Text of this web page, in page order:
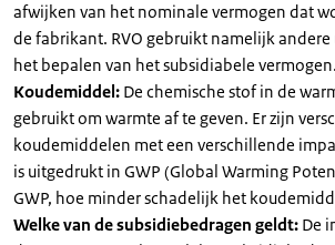
afwijken van het nominale vermogen dat
de fabrikant. RVO gebruikt namelijk
het bepalen van het subsidiabele vermogen.
Koudemiddel: De chemische stof in de
gebruikt om warmte af te geven. Er zijn
koudemiddelen met een verschillende
is uitgedrukt in GWP (Global Warming
GWP, hoe minder schadelijk het
Welke van de subsidiebedragen geldt: De